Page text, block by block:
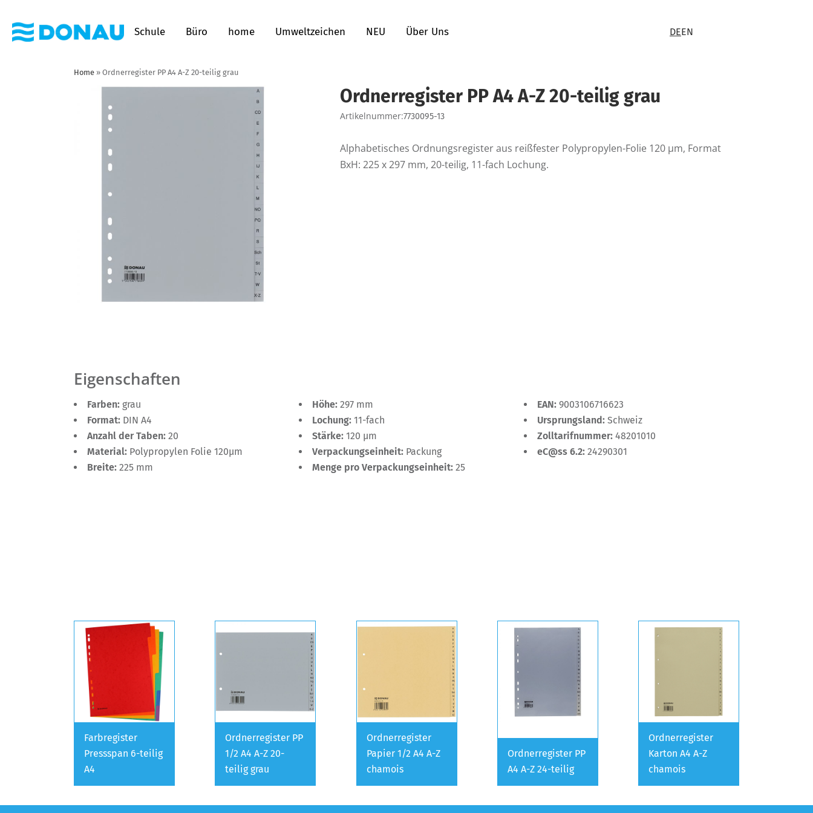
Schule Büro home Umweltzeichen NEU Über Uns DEEN
Home » Ordnerregister PP A4 A-Z 20-teilig grau
Ordnerregister PP A4 A-Z 20-teilig grau
Artikelnummer:7730095-13
Alphabetisches Ordnungsregister aus reißfester Polypropylen-Folie 120 µm, Format
BxH: 225 x 297 mm, 20-teilig, 11-fach Lochung.
Eigenschaften
Farben: grau
Format: DIN A4
Anzahl der Taben: 20
Material: Polypropylen Folie 120µm
Breite: 225 mm
Höhe: 297 mm
Lochung: 11-fach
Stärke: 120 µm
Verpackungseinheit: Packung
Menge pro Verpackungseinheit: 25
EAN: 9003106716623
Ursprungsland: Schweiz
Zolltarifnummer: 48201010
eC@ss 6.2: 24290301
Farbregister
Pressspan 6-teilig
A4
Ordnerregister PP
1/2 A4 A-Z 20-
teilig grau
Ordnerregister
Papier 1/2 A4 A-Z
chamois
Ordnerregister PP
A4 A-Z 24-teilig
Ordnerregister
Karton A4 A-Z
chamois